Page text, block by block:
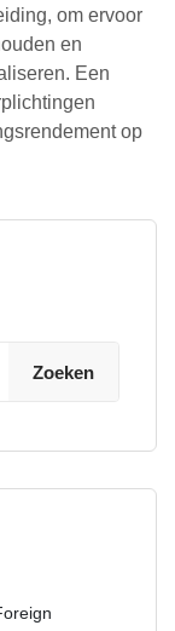
om ervoor
en
Een
op
Zoeken